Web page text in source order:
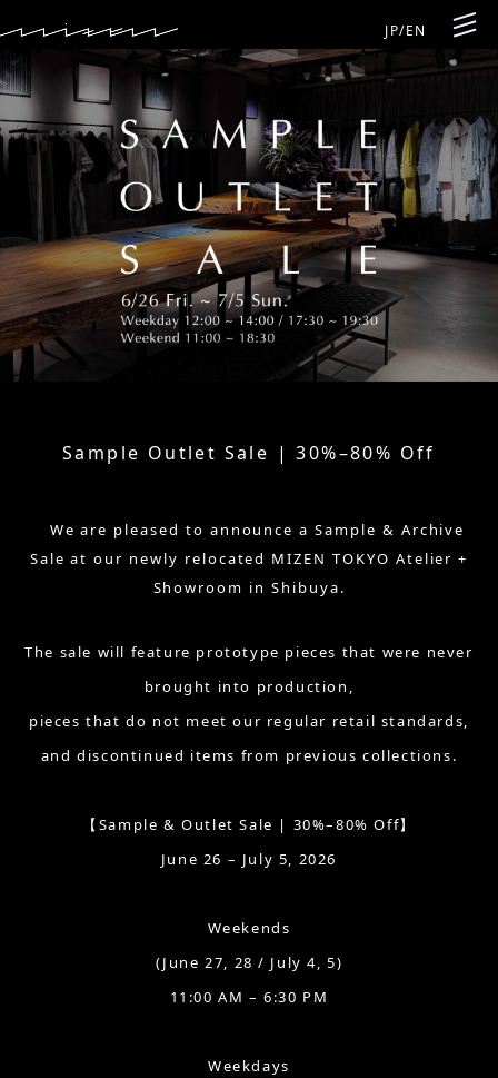
JP/EN
Sample Outlet Sale | 30%–80% Off
We are pleased to announce a Sample & Archive
Sale at our newly relocated MIZEN TOKYO Atelier +
Showroom in Shibuya.
The sale will feature prototype pieces that were never
brought into production,
pieces that do not meet our regular retail standards,
and discontinued items from previous collections.
【Sample & Outlet Sale | 30%–80% Off】
June 26 – July 5, 2026
Weekends
(June 27, 28 / July 4, 5)
11:00 AM – 6:30 PM
Weekdays